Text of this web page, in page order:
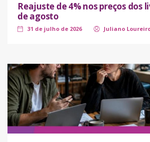
Reajuste de 4% nos preços dos
de agosto
31 de julho de 2026 Juliano